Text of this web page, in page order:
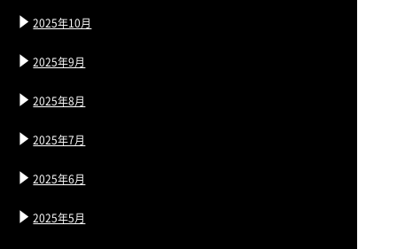
2025年10月
2025年9月
2025年8月
2025年7月
2025年6月
2025年5月